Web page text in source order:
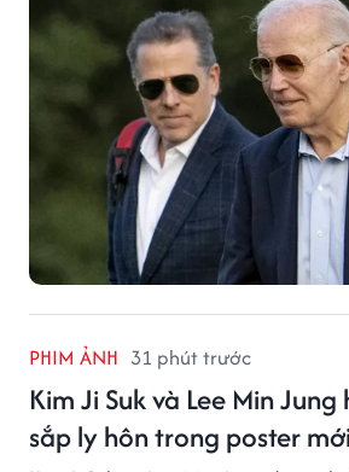
PHIM ẢNH 31 phút trước
Kim Ji Suk và Lee Min
sắp ly hôn trong poster mới